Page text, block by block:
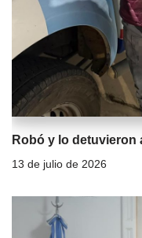
Robó y lo
13 de julio de 2026